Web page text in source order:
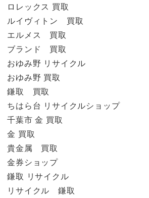
ロレックス 買取
ルイヴィトン 買取
エルメス 買取
ブランド 買取
おゆみ野 リサイクル
おゆみ野 買取
鎌取 買取
ちはら台 リサイクルショップ
千葉市 金 買取
金 買取
貴金属 買取
金券ショップ
鎌取 リサイクル
リサイクル 鎌取